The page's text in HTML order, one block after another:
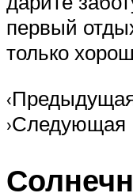
первый
только
›Следующая